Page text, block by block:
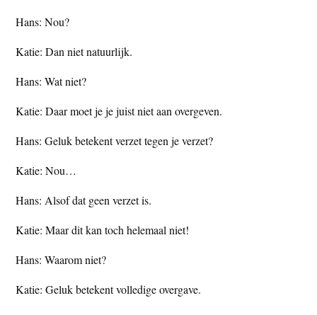
Hans: Nou?
Katie: Dan niet natuurlijk.
Hans: Wat niet?
Katie: Daar moet je je juist niet aan overgeven.
Hans: Geluk betekent verzet tegen je verzet?
Katie: Nou…
Hans: Alsof dat geen verzet is.
Katie: Maar dit kan toch helemaal niet!
Hans: Waarom niet?
Katie: Geluk betekent volledige overgave.